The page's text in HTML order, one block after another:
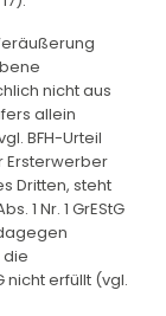
nicht aus
allein
BFH-Urteil
Ersterwerber
Dritten, steht
1 Nr. 1 GrEStG
die
nicht erfüllt (vgl.